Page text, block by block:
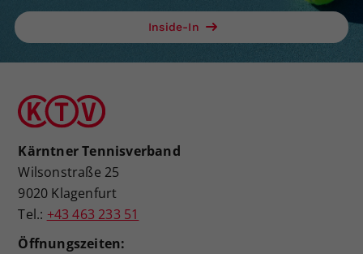
Inside-In
Kärntner Tennisverband
Wilsonstraße 25
9020 Klagenfurt
Tel.: +43 463 233 51
Öffnungszeiten: